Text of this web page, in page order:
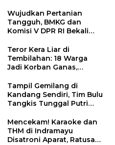
Entaskan Kemiskinan di
Indramayu
Wujudkan Pertanian
Tangguh, BMKG dan
Komisi V DPR RI Bekali
Sekolah Lapang Iklim
Teror Kera Liar di
Tembilahan: 18 Warga
Jadi Korban Ganas,
12 Jahitan!
Tampil Gemilang di
Kandang Sendiri, Tim Bulu
Tangkis Tunggal Putri
Juara Porseni KKMTs
Jatibarang 2026
Mencekam! Karaoke dan
THM di Indramayu
Disatroni Aparat, Ratusan